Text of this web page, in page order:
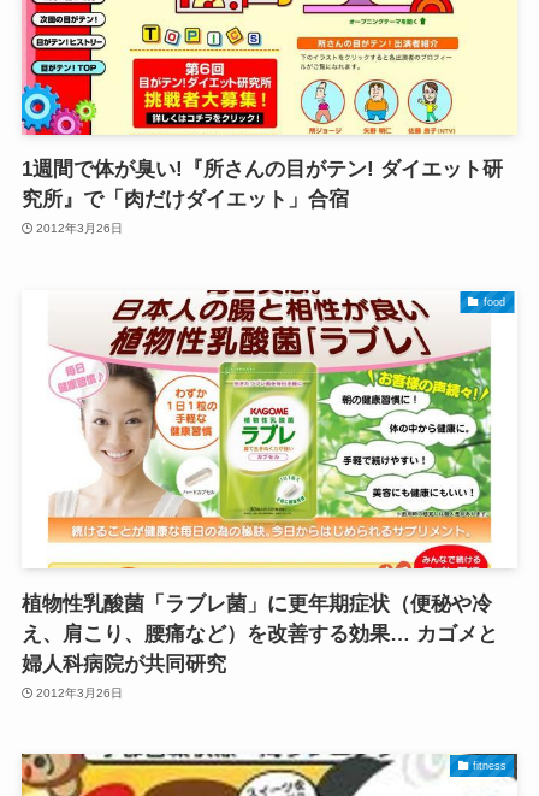
1週間で体が臭い!『所さんの目がテン! ダイエット研
究所』で「肉だけダイエット」合宿
2012年3月26日
food
植物性乳酸菌「ラブレ菌」に更年期症状（便秘や冷
え、肩こり、腰痛など）を改善する効果… カゴメと
婦人科病院が共同研究
2012年3月26日
fitness